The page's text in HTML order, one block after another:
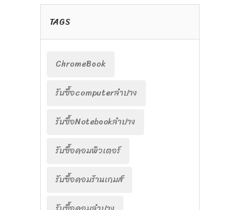
TAGS
ChromeBook
รับซื้อcomputerลำปาง
รับซื้อNotebookลำปาง
รับซื้อคอมพิวเตอร์
รับซื้อคอมร้านเกมส์